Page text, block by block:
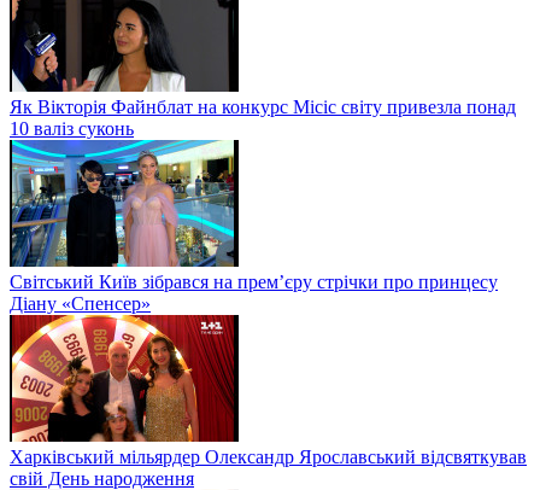
Як Вікторія Файнблат на конкурс Місіс світу привезла понад
10 валіз суконь
Світський Київ зібрався на прем’єру стрічки про принцесу
Діану «Спенсер»
Харківський мільярдер Олександр Ярославський відсвяткував
свій День народження